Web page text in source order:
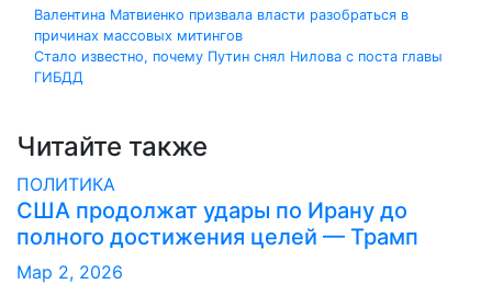
Навигация
по
Валентина Матвиенко призвала власти разобраться в
причинах массовых митингов
Стало известно, почему Путин снял Нилова с поста главы
ГИБДД
Читайте также
ПОЛИТИКА
США продолжат удары по Ирану до
полного достижения целей — Трамп
Мар 2, 2026